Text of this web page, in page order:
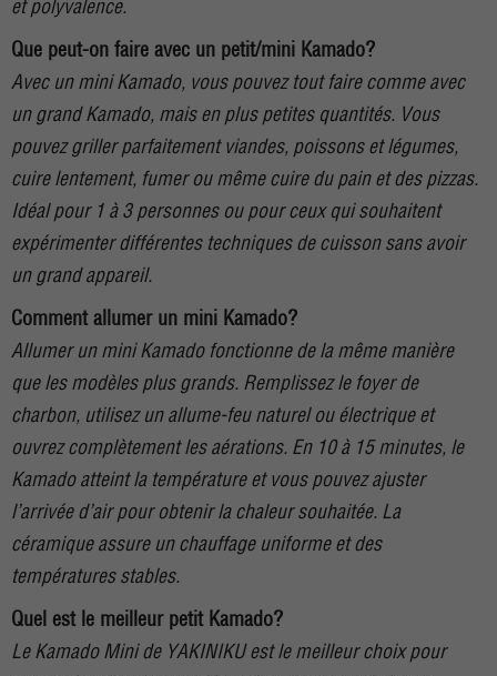
et polyvalence.
Que peut-on faire avec un petit/mini Kamado?
Avec un mini Kamado, vous pouvez tout faire comme avec
un grand Kamado, mais en plus petites quantités. Vous
pouvez griller parfaitement viandes, poissons et légumes,
cuire lentement, fumer ou même cuire du pain et des pizzas.
Idéal pour 1 à 3 personnes ou pour ceux qui souhaitent
expérimenter différentes techniques de cuisson sans avoir
un grand appareil.
Comment allumer un mini Kamado?
Allumer un mini Kamado fonctionne de la même manière
que les modèles plus grands. Remplissez le foyer de
charbon, utilisez un allume-feu naturel ou électrique et
ouvrez complètement les aérations. En 10 à 15 minutes, le
Kamado atteint la température et vous pouvez ajuster
l’arrivée d’air pour obtenir la chaleur souhaitée. La
céramique assure un chauffage uniforme et des
températures stables.
Quel est le meilleur petit Kamado?
Le Kamado Mini de YAKINIKU est le meilleur choix pour